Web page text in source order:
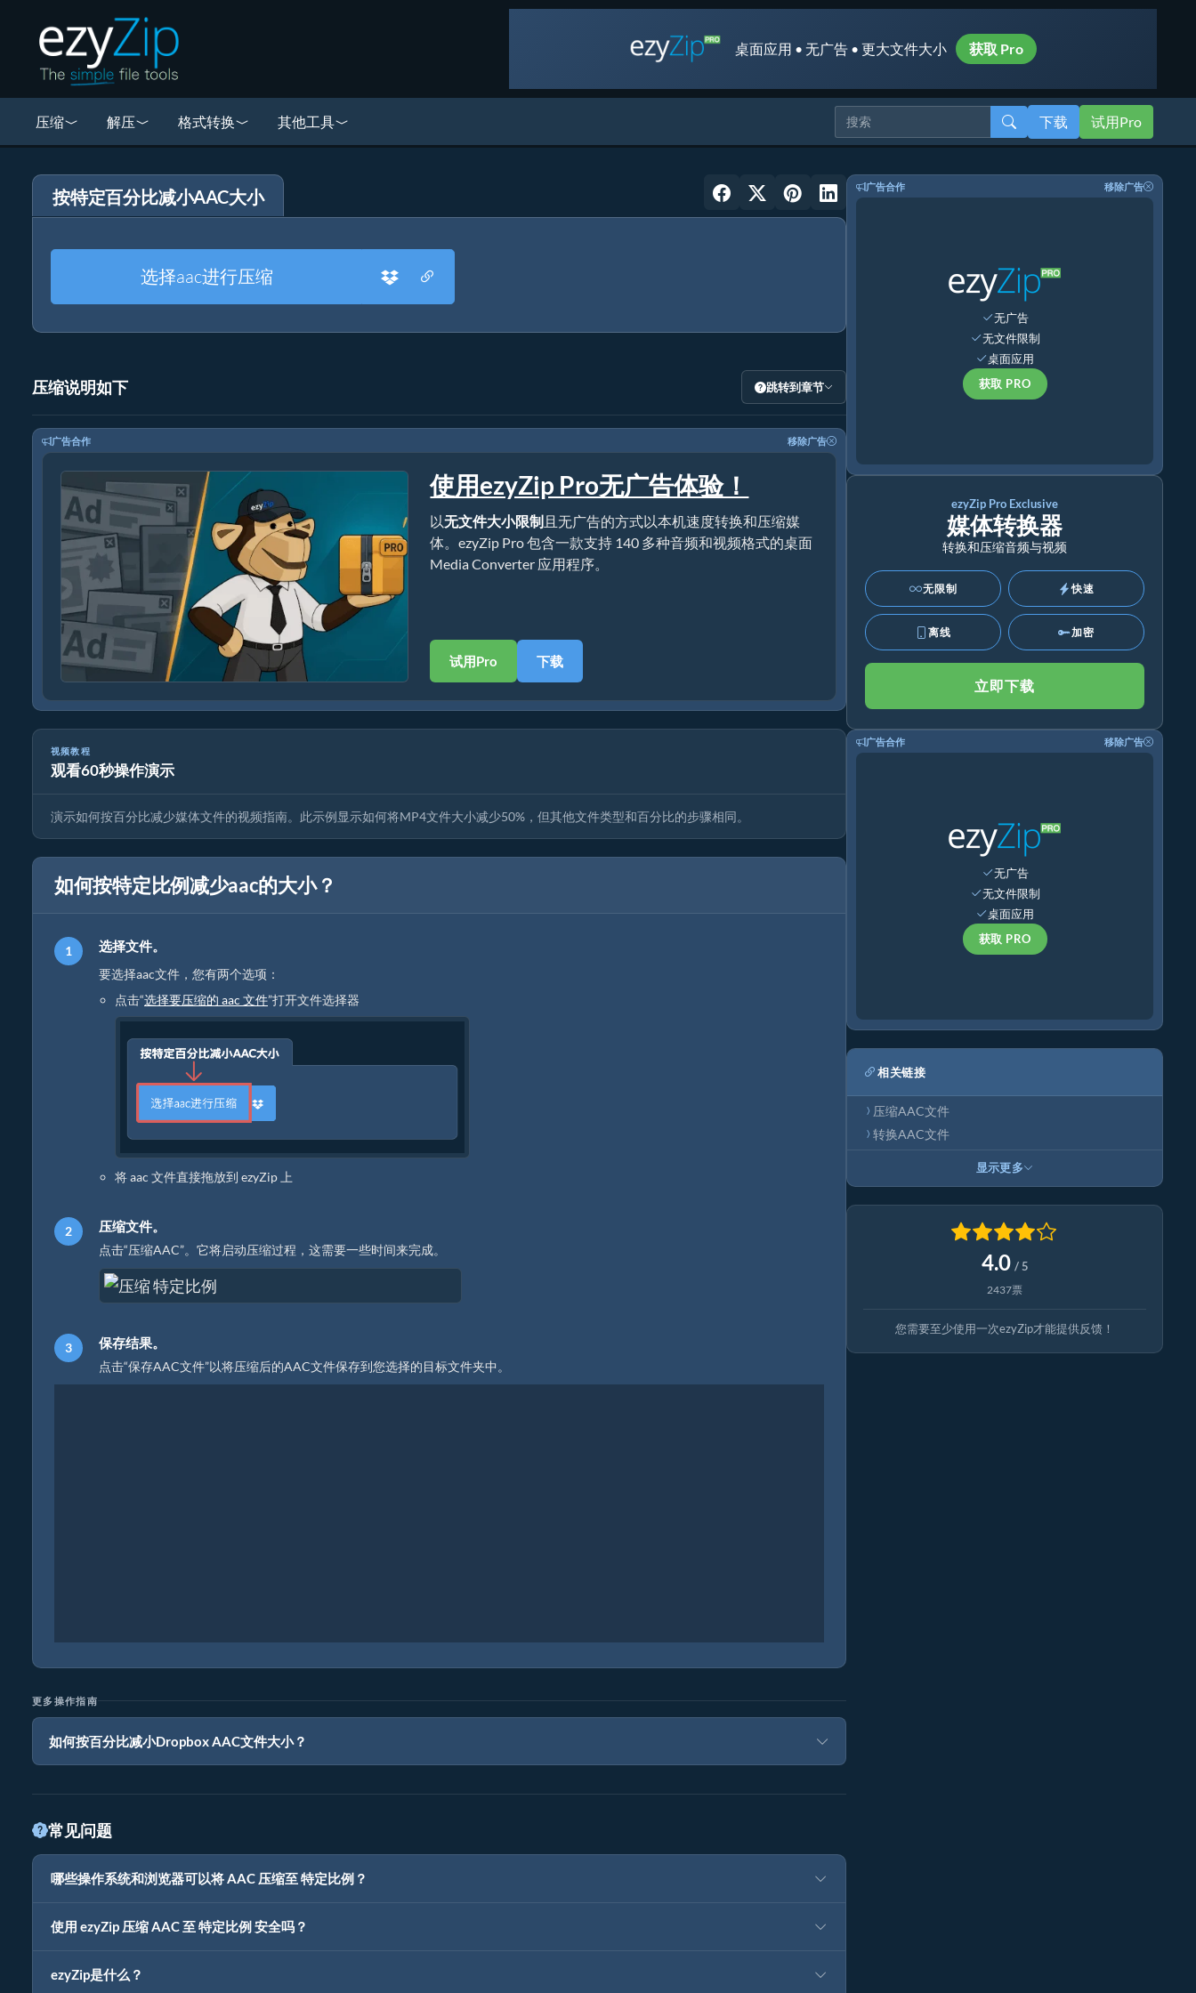
桌面应用 • 无广告 • 更大文件大小 获取 Pro
压缩 解压 格式转换 其他工具 下载 试用Pro
按特定百分比减小AAC大小
选择aac进行压缩
压缩说明如下 跳转到章节
广告合作 移除广告
使用ezyZip Pro无广告体验！
以无文件大小限制且无广告的方式以本机速度转换和压缩媒
体。ezyZip Pro 包含一款支持 140 多种音频和视频格式的桌面
Media Converter 应用程序。
试用Pro 下载
视频教程
观看60秒操作演示
如何将媒体文件大小减少50%（简单指南）
演示如何按百分比减少媒体文件的视频指南。此示例显示如何将MP4文件大小减少50%，但其他文件类型和百分比的步骤相同。
如何按特定比例减少aac的大小？
选择文件。
要选择aac文件，您有两个选项：
点击“选择要压缩的 aac 文件”打开文件选择器
将 aac 文件直接拖放到 ezyZip 上
压缩文件。
点击“压缩AAC”。它将启动压缩过程，这需要一些时间来完成。
保存结果。
点击“保存AAC文件”以将压缩后的AAC文件保存到您选择的目标文件夹中。
更多操作指南
如何按百分比减小Dropbox AAC文件大小？
常见问题
哪些操作系统和浏览器可以将 AAC 压缩至 特定比例？
使用 ezyZip 压缩 AAC 至 特定比例 安全吗？
ezyZip是什么？
广告合作 移除广告
无广告
无文件限制
桌面应用
获取 PRO
ezyZip Pro Exclusive
媒体转换器
转换和压缩音频与视频
无限制 快速
离线 加密
立即下载
广告合作 移除广告
无广告
无文件限制
桌面应用
获取 PRO
相关链接
压缩AAC文件
转换AAC文件
显示更多
4.0 / 5
2437票
您需要至少使用一次ezyZip才能提供反馈！